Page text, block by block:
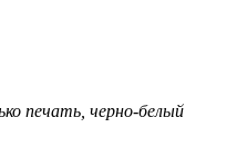
печать, черно-белый